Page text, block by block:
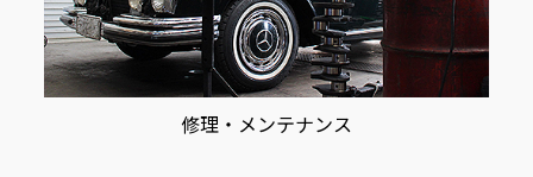
修理・メンテナンス